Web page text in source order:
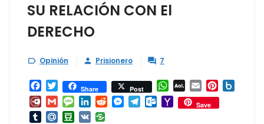
SU RELACIÓN CON El
DERECHO
 Opinión  Prisionero  7
Facebook
TwitterShare Post WhatsApp
AOL
Mail
Email Pinterest
Diary.Ru
GmailMessage
LinkedIn
RedditMessenger
Telegram
Outlook.com
Yahoo
Mail
Save
TumblrMail.RuDouban
VK